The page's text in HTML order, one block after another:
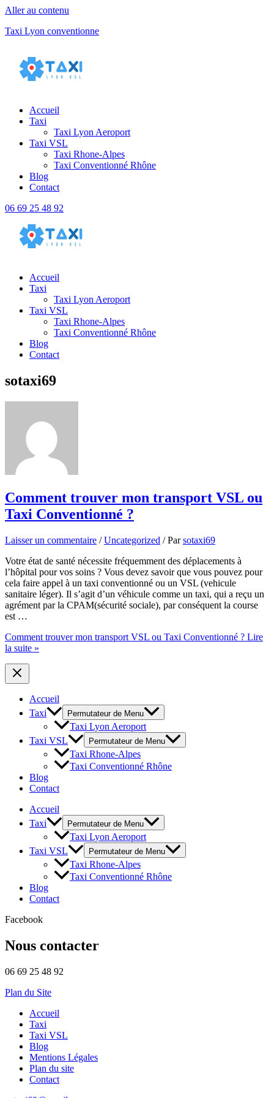
Aller au contenu
Taxi Lyon conventionne
Accueil
Taxi
Taxi Lyon Aeroport
Taxi VSL
Taxi Rhone-Alpes
Taxi Conventionné Rhône
Blog
Contact
06 69 25 48 92
Accueil
Taxi
Taxi Lyon Aeroport
Taxi VSL
Taxi Rhone-Alpes
Taxi Conventionné Rhône
Blog
Contact
sotaxi69
Comment trouver mon transport VSL ou
Taxi Conventionné ?
Laisser un commentaire /Uncategorized / Parsotaxi69
Votre état de santé nécessite fréquemment des déplacements à
l’hôpital pour vos soins ? Vous devez savoir que vous pouvez pour
cela faire appel à un taxi conventionné ou un VSL (vehicule
sanitaire léger). Il s’agit d’un véhicule comme un taxi, qui a reçu un
agrément par la CPAM(sécurité sociale), par conséquent la course
est …
Comment trouver mon transport VSL ou Taxi Conventionné ? Lire
la suite »
Accueil
Taxi
Permutateur de Menu
Taxi Lyon Aeroport
Taxi VSL
Permutateur de Menu
Taxi Rhone-Alpes
Taxi Conventionné Rhône
Blog
Contact
Accueil
Taxi
Permutateur de Menu
Taxi Lyon Aeroport
Taxi VSL
Permutateur de Menu
Taxi Rhone-Alpes
Taxi Conventionné Rhône
Blog
Contact
Facebook
Nous contacter
06 69 25 48 92
Plan du Site
Accueil
Taxi
Taxi VSL
Blog
Mentions Légales
Plan du site
Contact